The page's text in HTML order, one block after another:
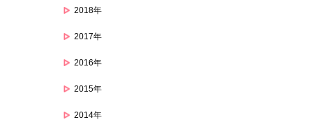
2018年
2017年
2016年
2015年
2014年